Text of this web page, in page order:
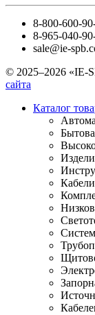
8-800-600-
8-965-040-
sale@ie-
© 2025–2026 «IE-
сайта
Каталог